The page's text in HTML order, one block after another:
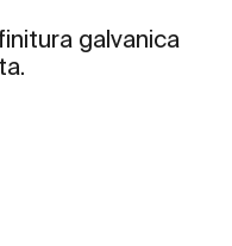
galvanica